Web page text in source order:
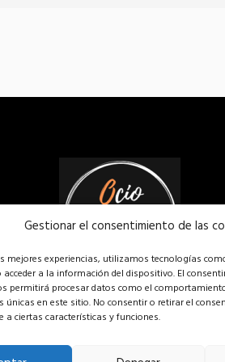
Gestionar el consentimiento de las
mejores experiencias, utilizamos tecnologías
a la información del dispositivo. El
permitirá procesar datos como el
únicas en este sitio. No consentir o retirar el
a ciertas características y funciones.